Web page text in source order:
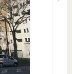
住まい1プ
ラス（お
役立ちコ
ラム）